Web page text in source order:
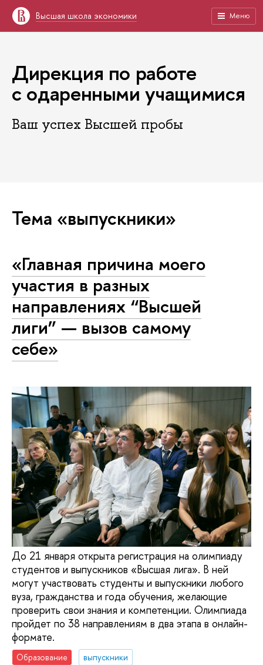
Высшая школа экономики Меню
Дирекция по работе
с одаренными учащимися
Ваш успех Высшей пробы
Тема «выпускники»
«Главная причина моего
участия в разных
направлениях “Высшей
лиги” — вызов самому
себе»
До 21 января открыта регистрация на олимпиаду
студентов и выпускников «Высшая лига». В ней
могут участвовать студенты и выпускники любого
вуза, гражданства и года обучения, желающие
проверить свои знания и компетенции. Олимпиада
пройдет по 38 направлениям в два этапа в онлайн-
формате.
Образование
выпускники